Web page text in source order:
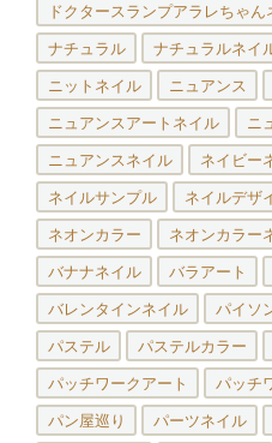
ドクタースランプアラレちゃん
ナチュラル ナチュラルネイ
ニットネイル ニュアンス
ニュアンスアートネイル ニ
ニュアンスネイル ネイビー
ネイルサンプル ネイルデザ
ネオンカラー ネオンカラー
バナナネイル バラアート
バレンタインネイル パイソ
パステル パステルカラー
パッチワークアート パッチ
パン屋巡り パーツネイル